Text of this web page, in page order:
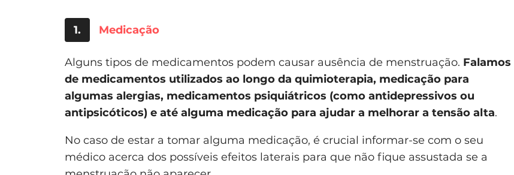
1. Medicação
Alguns tipos de medicamentos podem causar ausência de menstruação. Falamos
de medicamentos utilizados ao longo da quimioterapia, medicação para
algumas alergias, medicamentos psiquiátricos (como antidepressivos ou
antipsicóticos) e até alguma medicação para ajudar a melhorar a tensão alta.
No caso de estar a tomar alguma medicação, é crucial informar-se com o seu
médico acerca dos possíveis efeitos laterais para que não fique assustada se a